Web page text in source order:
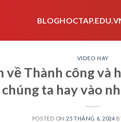
VIDEO HAY
về Thành công và
ta hay vào
POSTED ON 25 THÁNG 6, 2024